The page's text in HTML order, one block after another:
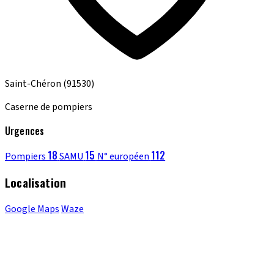
Saint-Chéron (91530)
Caserne de pompiers
Urgences
Pompiers 18SAMU 15 N° européen 112
Localisation
Google MapsWaze